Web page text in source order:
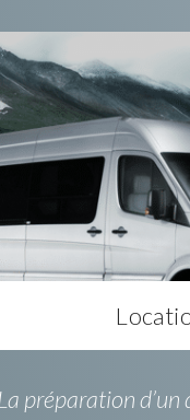
préparation